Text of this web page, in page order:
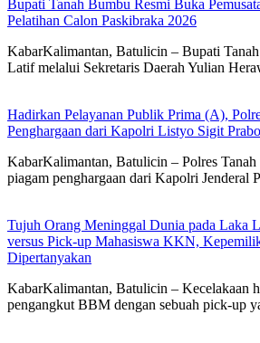
Bupati Tanah Bumbu Resmi Buka
Pelatihan Calon Paskibraka 2026
KabarKalimantan, Batulicin – Bupati
Latif melalui Sekretaris Daerah Yulian
Hadirkan Pelayanan Publik Prima (A),
Penghargaan dari Kapolri Listyo Sigit
KabarKalimantan, Batulicin – Polres
piagam penghargaan dari Kapolri
Tujuh Orang Meninggal Dunia pada Laka
versus Pick-up Mahasiswa KKN,
Dipertanyakan
KabarKalimantan, Batulicin – Kecelakaan
pengangkut BBM dengan sebuah pick-up